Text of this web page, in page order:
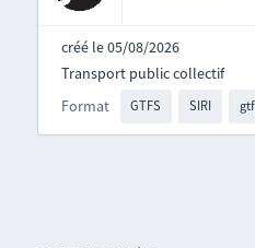
créé le 05/08/2026
Format GTFS SIRI
Transport public collectif